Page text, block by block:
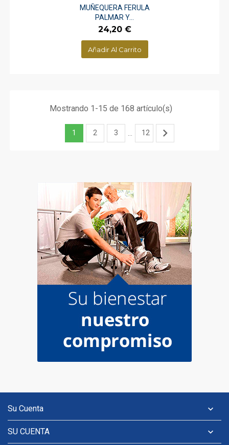
MUÑEQUERA FERULA
PALMAR Y...
Precio
24,20 €
Añadir Al Carrito
Mostrando 1-15 de 168 artículo(s)
1 2 3 12 
Su Cuenta 
SU CUENTA 